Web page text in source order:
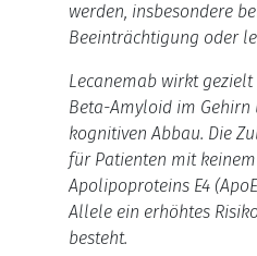
werden, insbesondere
Beeinträchtigung oder
Lecanemab wirkt
Beta-Amyloid im
kognitiven Abbau. Die
für Patienten mit
Apolipoproteins E4
Allele ein erhöhtes
besteht.